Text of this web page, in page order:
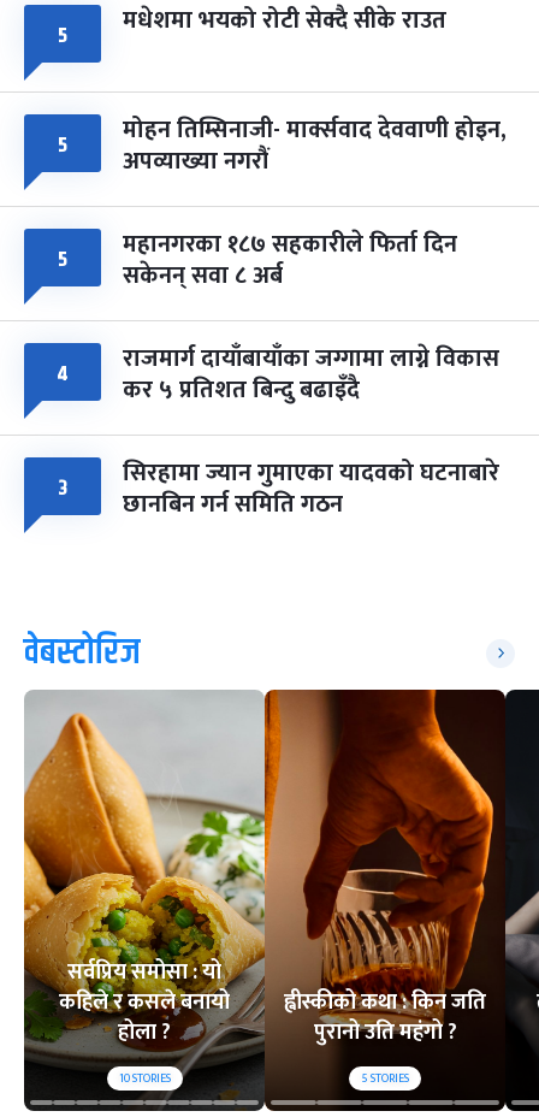
५ मधेशमा भयको रोटी सेक्दै सीके राउत
५ मोहन तिम्सिनाजी- मार्क्सवाद देववाणी होइन,
अपव्याख्या नगरौं
५ महानगरका १८७ सहकारीले फिर्ता दिन
सकेनन् सवा ८ अर्ब
४ राजमार्ग दायाँबायाँका जग्गामा लाग्ने विकास
कर ५ प्रतिशत बिन्दु बढाइँदै
३ सिरहामा ज्यान गुमाएका यादवको घटनाबारे
छानबिन गर्न समिति गठन
वेबस्टोरिज
सर्वप्रिय समोसा : यो
कहिले र कसले बनायो
होला ?
10STORIES
ह्वीस्कीको कथा : किन जति
पुरानो उति महंगो ?
5STORIES